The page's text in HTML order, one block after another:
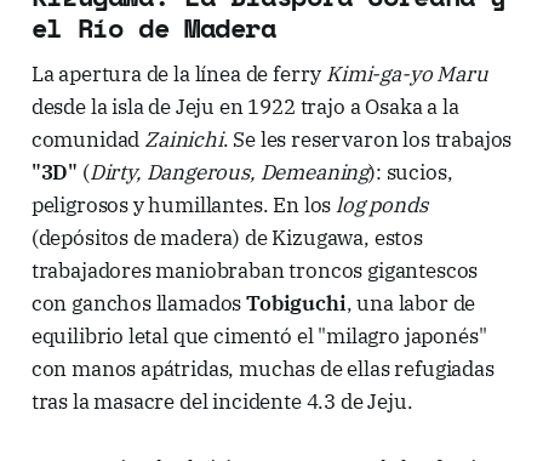
el Río de Madera
La apertura de la línea de ferry Kimi-ga-yo Maru
desde la isla de Jeju en 1922 trajo a Osaka a la
comunidad Zainichi. Se les reservaron los trabajos
"3D" (Dirty, Dangerous, Demeaning): sucios,
peligrosos y humillantes. En loslog ponds
(depósitos de madera) de Kizugawa, estos
trabajadores maniobraban troncos gigantescos
con ganchos llamadosTobiguchi, una labor de
equilibrio letal que cimentó el "milagro japonés"
con manos apátridas, muchas de ellas refugiadas
tras la masacre del incidente 4.3 de Jeju.